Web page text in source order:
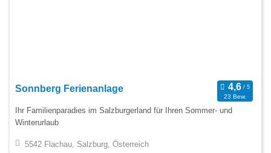
Sonnberg Ferienanlage
23 Bew.
Ihr Familienparadies im Salzburgerland für Ihren Sommer- und
Winterurlaub
5542 Flachau, Salzburg, Österreich